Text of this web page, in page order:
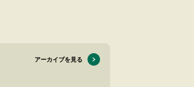
アーカイブを見る